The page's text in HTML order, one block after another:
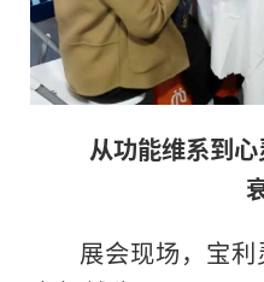
从功能维系到
展会现场，宝